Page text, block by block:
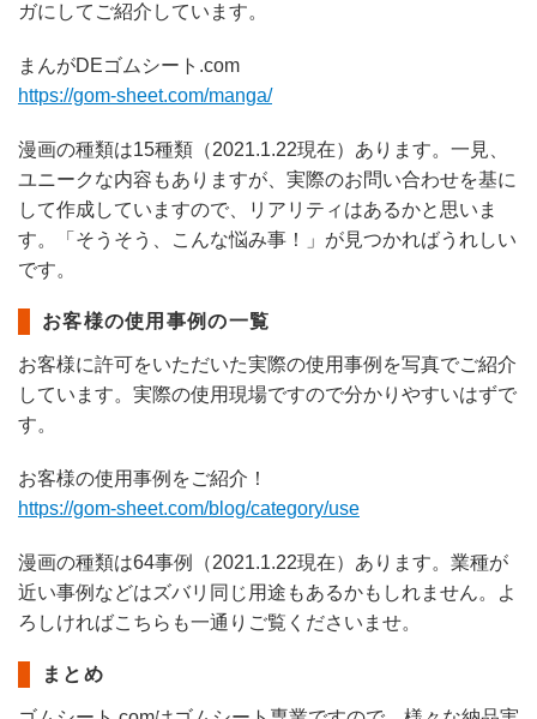
ガにしてご紹介しています。
まんがDEゴムシート.com
https://gom-sheet.com/manga/
漫画の種類は15種類（2021.1.22現在）あります。一見、
ユニークな内容もありますが、実際のお問い合わせを基に
して作成していますので、リアリティはあるかと思いま
す。「そうそう、こんな悩み事！」が見つかればうれしい
です。
お客様の使用事例の一覧
お客様に許可をいただいた実際の使用事例を写真でご紹介
しています。実際の使用現場ですので分かりやすいはずで
す。
お客様の使用事例をご紹介！
https://gom-sheet.com/blog/category/use
漫画の種類は64事例（2021.1.22現在）あります。業種が
近い事例などはズバリ同じ用途もあるかもしれません。よ
ろしければこちらも一通りご覧くださいませ。
まとめ